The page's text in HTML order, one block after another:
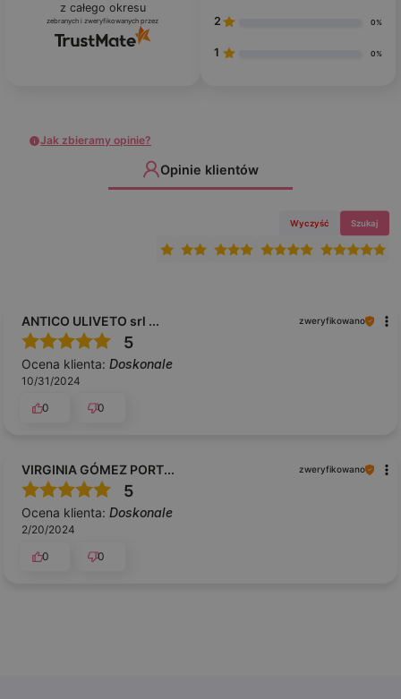
z całego okresu
zebranych i zweryfikowanych przez 2 0%
1 0%
Jak zbieramy opinie?
Opinie klientów
Wyczyść Szukaj
ANTICO ULIVETO srl ... zweryfikowano
5
Ocena klienta: Doskonale
10/31/2024
0
0
VIRGINIA GÓMEZ PORT... zweryfikowano
5
Ocena klienta: Doskonale
2/20/2024
0
0